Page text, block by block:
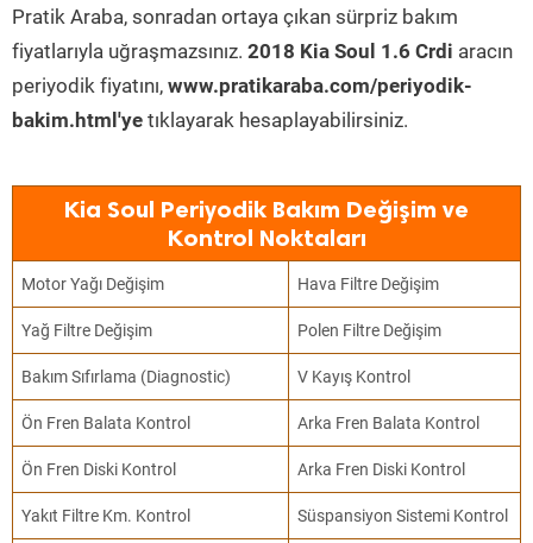
Pratik Araba, sonradan ortaya çıkan sürpriz bakım
fiyatlarıyla uğraşmazsınız. 2018 Kia Soul 1.6 Crdi aracın
periyodik fiyatını, www.pratikaraba.com/periyodik-
bakim.html'ye tıklayarak hesaplayabilirsiniz.
Kia Soul Periyodik Bakım Değişim ve
Kontrol Noktaları
Motor Yağı Değişim Hava Filtre Değişim
Yağ Filtre Değişim Polen Filtre Değişim
Bakım Sıfırlama (Diagnostic) V Kayış Kontrol
Ön Fren Balata Kontrol Arka Fren Balata Kontrol
Ön Fren Diski Kontrol Arka Fren Diski Kontrol
Yakıt Filtre Km. Kontrol Süspansiyon Sistemi Kontrol